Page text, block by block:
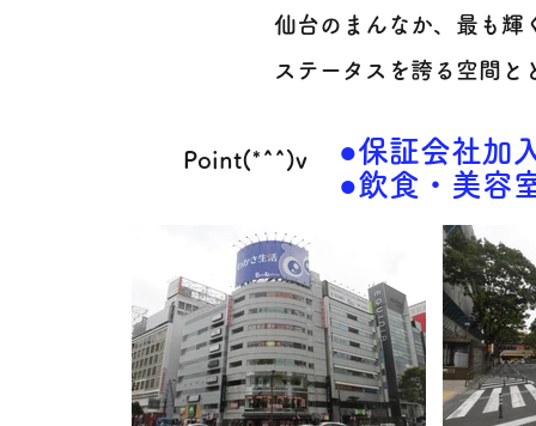
仙台のまんなか、最も輝
ステータスを誇る空間と
Point(*^^)v
●保証会社加
●飲食・美容